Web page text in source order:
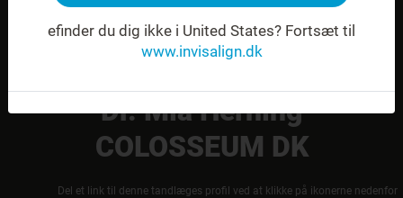
Dr. Mia Herning
COLOSSEUM DK
Del et link til denne tandlæges profil ved at klikke på ikonerne nedenfor
efinder du dig ikke i United States? Fortsæt til
www.invisalign.dk